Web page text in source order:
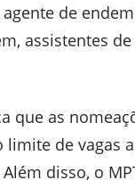
de
assistentes
que as
de vagas
disso, o